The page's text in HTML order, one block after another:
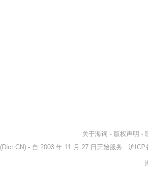
关于海词 - 版权声明 -
(Dict.CN) - 自 2003 年 11 月 27 日开始服务 沪ICP